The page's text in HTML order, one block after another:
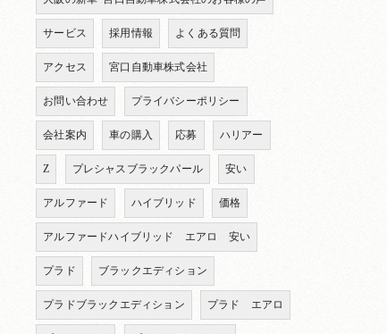
サービス 採用情報 よくある質問
アクセス 宮口自動車株式会社
お問い合わせ プライバシーポリシー
会社案内 車の購入 応募 ハリアー
Z プレシャスブラックパール 安い
アルファード ハイブリッド 価格
アルファードハイブリッド エアロ 安い
プラド ブラックエディション
プラドブラックエディション プラド エアロ